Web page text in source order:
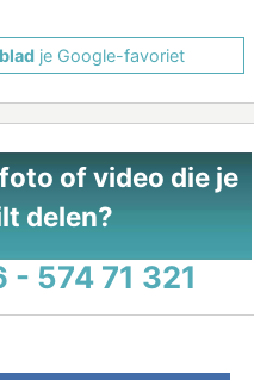
je Google-favoriet
of video die je
delen?
- 574 71 321